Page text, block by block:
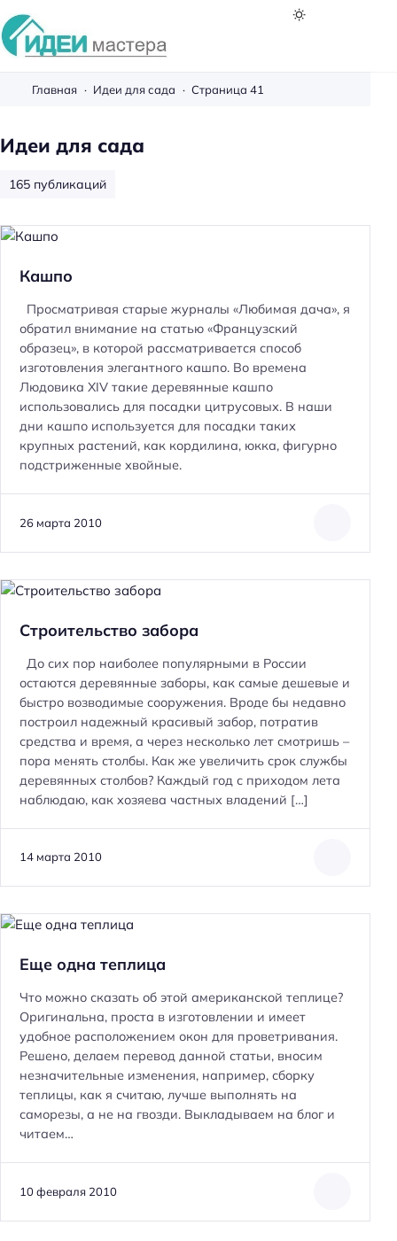
м
е
Главная Идеи для сада Страница 41
Идеи для сада
165 публикаций
Кашпо
Просматривая старые журналы «Любимая дача», я
обратил внимание на статью «Французский
образец», в которой рассматривается способ
изготовления элегантного кашпо. Во времена
Людовика XIV такие деревянные кашпо
использовались для посадки цитрусовых. В наши
дни кашпо используется для посадки таких
крупных растений, как кордилина, юкка, фигурно
подстриженные хвойные.
26 марта 2010
Строительство забора
До сих пор наиболее популярными в России
остаются деревянные заборы, как самые дешевые и
быстро возводимые сооружения. Вроде бы недавно
построил надежный красивый забор, потратив
средства и время, а через несколько лет смотришь –
пора менять столбы. Как же увеличить срок службы
деревянных столбов? Каждый год с приходом лета
наблюдаю, как хозяева частных владений […]
14 марта 2010
Еще одна теплица
Что можно сказать об этой американской теплице?
Оригинальна, проста в изготовлении и имеет
удобное расположением окон для проветривания.
Решено, делаем перевод данной статьи, вносим
незначительные изменения, например, сборку
теплицы, как я считаю, лучше выполнять на
саморезы, а не на гвозди. Выкладываем на блог и
читаем…
10 февраля 2010